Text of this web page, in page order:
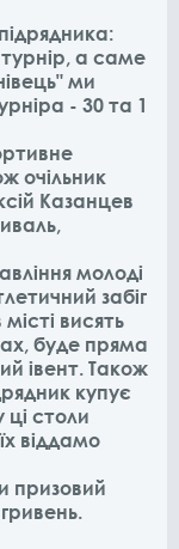
а саме
ми
- 30 та 1
очільник
Казанцев
молоді
забіг
висять
буде пряма
івент. Також
купує
ці столи
віддамо
призовий